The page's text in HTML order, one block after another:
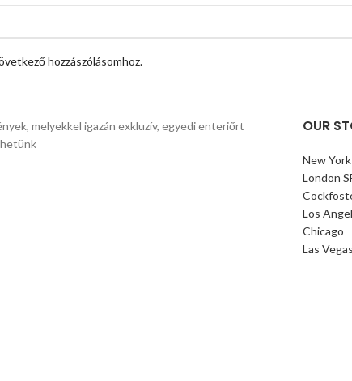
hozzászólásomhoz.
melyekkel igazán exkluzív, egyedi enteriőrt
OUR
New York
London
Los
Chicago
Las Vegas